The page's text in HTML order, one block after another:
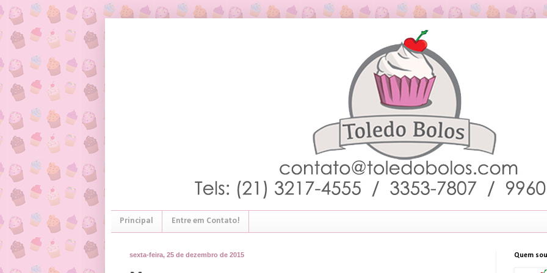
Principal Entre em Contato!
sexta-feira, 25 de dezembro de 2015 Quem